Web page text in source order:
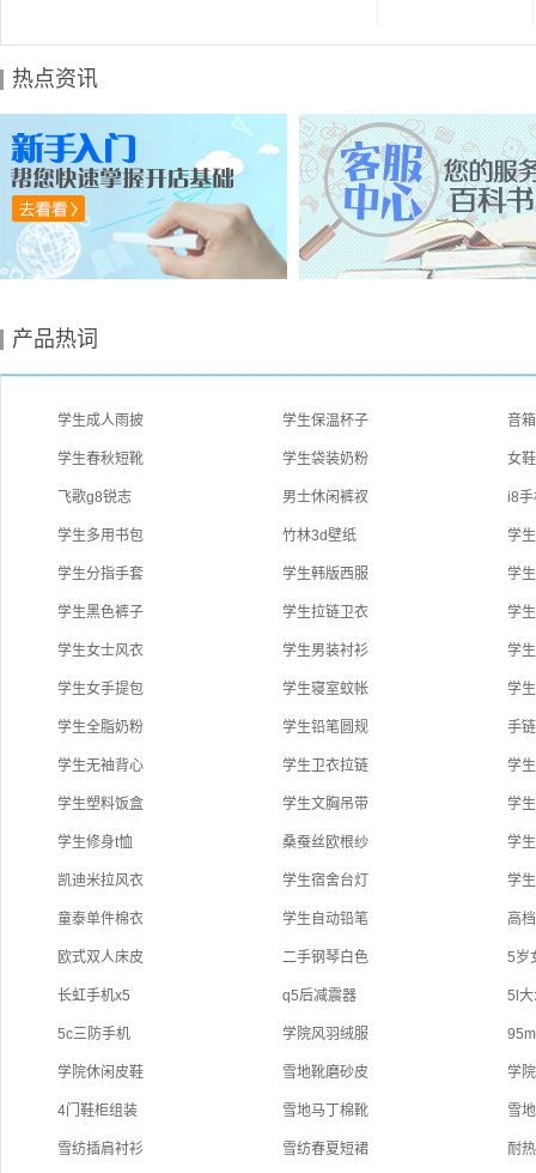
热点资讯
产品热词
学生成人雨披 学生保温杯子 音
学生春秋短靴 学生袋装奶粉 女
飞歌g8锐志 男士休闲裤衩 i8
学生多用书包 竹林3d壁纸 学
学生分指手套 学生韩版西服 学
学生黑色裤子 学生拉链卫衣 学
学生女士风衣 学生男装衬衫 学
学生女手提包 学生寝室蚊帐 学
学生全脂奶粉 学生铅笔圆规 手
学生无袖背心 学生卫衣拉链 学
学生塑料饭盒 学生文胸吊带 学
学生修身t恤 桑蚕丝欧根纱 学
凯迪米拉风衣 学生宿舍台灯 学
童泰单件棉衣 学生自动铅笔 高
欧式双人床皮 二手钢琴白色 5岁
长虹手机x5 q5后减震器 5l
5c三防手机 学院风羽绒服
学院休闲皮鞋 雪地靴磨砂皮 学
4门鞋柜组装 雪地马丁棉靴 雪
雪纺插肩衬衫 雪纺春夏短裙 耐